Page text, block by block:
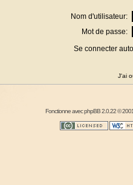
Nom d'utilisateur:
Mot de passe:
Se connecter
J'ai
Fonctionne avecphpBB2.0.22 ©